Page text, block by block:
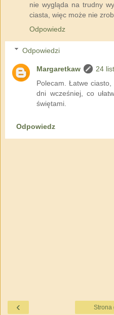
nie wygląda na trudny
ciasta, więc może nie
Odpowiedz
Odpowiedzi
Margaretkaw
24
Polecam. Łatwe
dni wcześniej, co
świętami.
Odpowiedz
‹ Strona